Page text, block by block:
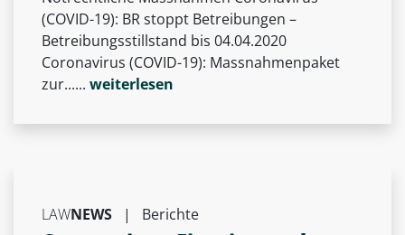
(COVID-19): BR stoppt Betreibungen –
Betreibungsstillstand bis 04.04.2020
Coronavirus (COVID-19): Massnahmenpaket
zur...... weiterlesen
LAWNEWS | Berichte